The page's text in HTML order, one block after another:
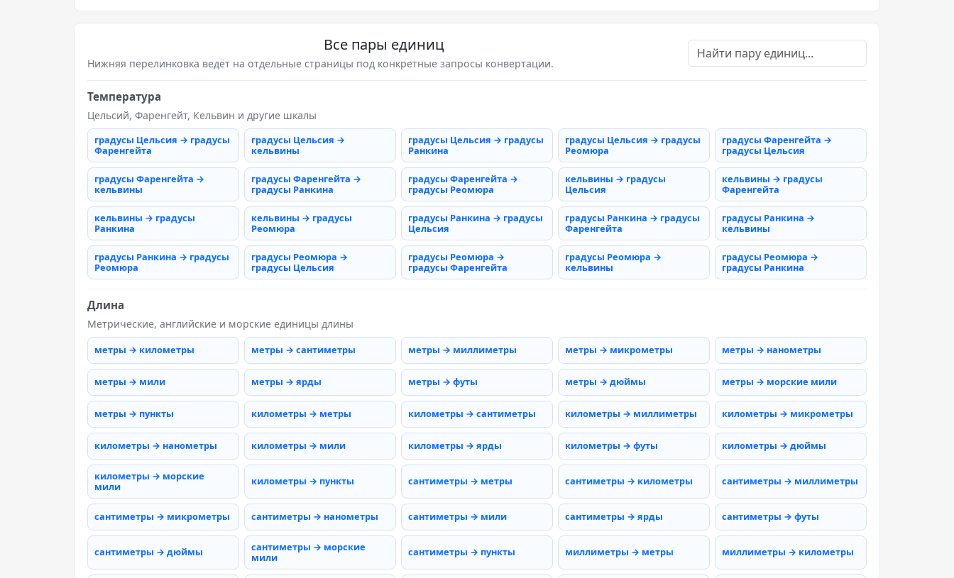
Все пары единиц
Нижняя перелинковка ведёт на отдельные страницы под конкретные запросы конвертации.
Температура
Цельсий, Фаренгейт, Кельвин и другие шкалы
градусы Цельсия → градусы
Фаренгейта
градусы Цельсия →
кельвины
градусы Цельсия → градусы
Ранкина
градусы Цельсия → градусы
Реомюра
градусы Фаренгейта →
градусы Цельсия
градусы Фаренгейта →
кельвины
градусы Фаренгейта →
градусы Ранкина
градусы Фаренгейта →
градусы Реомюра
кельвины → градусы
Цельсия
кельвины → градусы
Фаренгейта
кельвины → градусы
Ранкина
кельвины → градусы
Реомюра
градусы Ранкина → градусы
Цельсия
градусы Ранкина → градусы
Фаренгейта
градусы Ранкина →
кельвины
градусы Ранкина → градусы
Реомюра
градусы Реомюра →
градусы Цельсия
градусы Реомюра →
градусы Фаренгейта
градусы Реомюра →
кельвины
градусы Реомюра →
градусы Ранкина
Длина
Метрические, английские и морские единицы длины
метры → километры метры → сантиметры метры → миллиметры метры → микрометры метры → нанометры
метры → мили метры → ярды метры → футы метры → дюймы метры → морские мили
метры → пункты километры → метры километры → сантиметры километры → миллиметры километры → микрометры
километры → нанометры километры → мили километры → ярды километры → футы километры → дюймы
километры → морские
мили
километры → пункты сантиметры → метры сантиметры → километры сантиметры → миллиметры
сантиметры → микрометры сантиметры → нанометры сантиметры → мили сантиметры → ярды сантиметры → футы
сантиметры → дюймы
сантиметры → морские
мили
сантиметры → пункты миллиметры → метры миллиметры → километры